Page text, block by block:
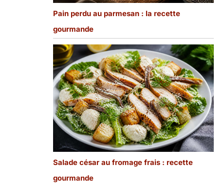
Pain perdu au parmesan : la recette
gourmande
Salade césar au fromage frais : recette
gourmande